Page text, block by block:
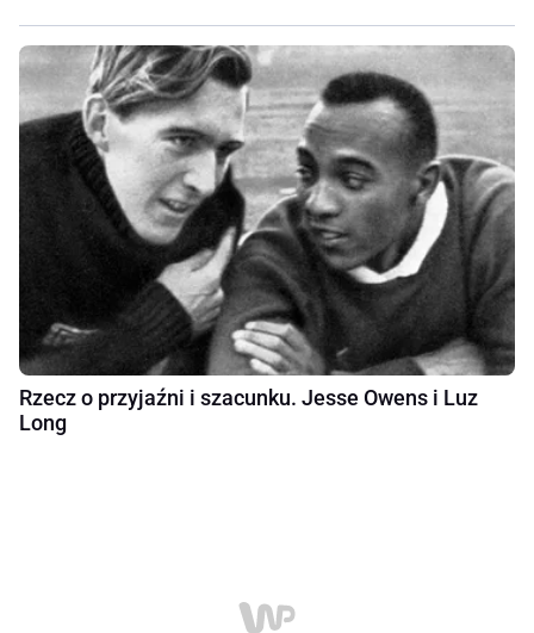
Rzecz o przyjaźni i szacunku. Jesse Owens i Luz
Long